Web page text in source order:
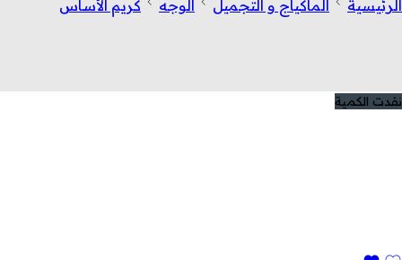
الرئيسية
الماكياج و التجميل الوجه كريم الأساس
نفدت الكمية